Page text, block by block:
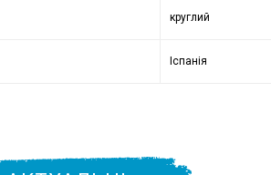
круглий
Іспанія